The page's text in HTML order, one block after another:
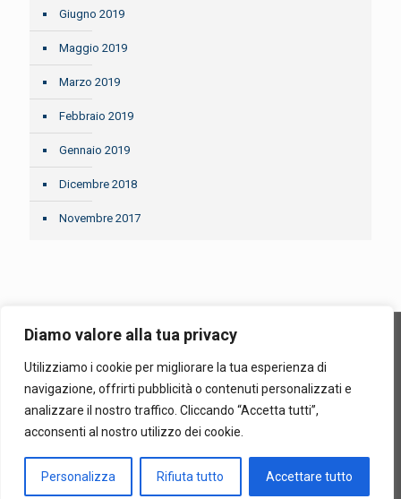
Diamo valore alla tua privacy
Utilizziamo i cookie per migliorare la tua esperienza di
navigazione, offrirti pubblicità o contenuti personalizzati e
analizzare il nostro traffico. Cliccando “Accetta tutti”,
acconsenti al nostro utilizzo dei cookie.
Personalizza Rifiuta tutto Accettare tutto
Giugno 2019
Maggio 2019
Marzo 2019
Febbraio 2019
Gennaio 2019
Dicembre 2018
Novembre 2017
Confiditer Cooperativa di Garanzia Collettiva Fidi, In Sigla
"Confiditer" | Via Sommacampagna, 63/h – 37137 Verona |
P.iva-CF 00712700236 |Privacy Policy